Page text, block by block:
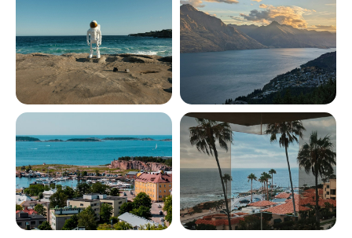
Оптовые продажи
Брендинг
Реквизиты
Соглашение об использовании cookie-файлов
Согласие на обработку ПД
Политика конфиденциальности